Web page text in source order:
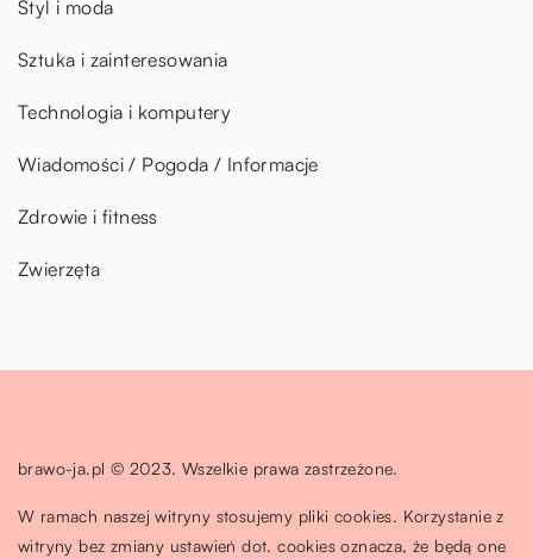
Styl i moda
Sztuka i zainteresowania
Technologia i komputery
Wiadomości / Pogoda / Informacje
Zdrowie i fitness
Zwierzęta
brawo-ja.pl © 2023. Wszelkie prawa zastrzeżone.
W ramach naszej witryny stosujemy pliki cookies. Korzystanie z
witryny bez zmiany ustawień dot. cookies oznacza, że będą one